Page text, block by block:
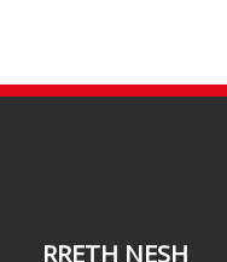
RRETH NESH